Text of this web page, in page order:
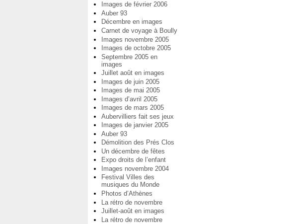
Images de février 2006
Auber 93
Décembre en images
Carnet de voyage à Boully
Images novembre 2005
Images de octobre 2005
Septembre 2005 en
images
Juillet août en images
Images de juin 2005
Images de mai 2005
Images d’avril 2005
Images de mars 2005
Aubervilliers fait ses jeux
Images de janvier 2005
Auber 93
Démolition des Prés Clos
Un décembre de fêtes
Expo droits de l’enfant
Images novembre 2004
Festival Villes des
musiques du Monde
Photos d’Athènes
La rétro de novembre
Juillet-août en images
La rétro de novembre